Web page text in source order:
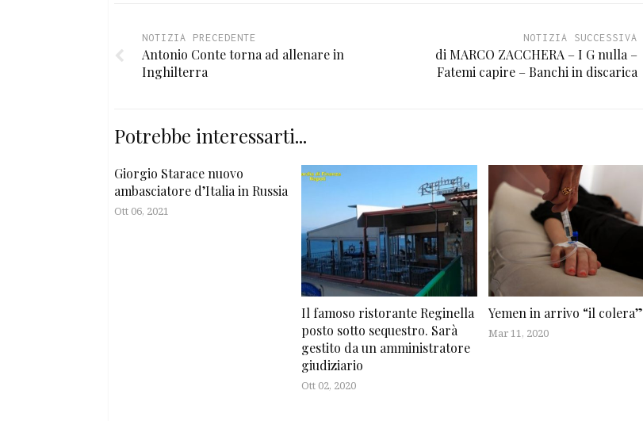
NOTIZIA PRECEDENTE
Antonio Conte torna ad allenare in
Inghilterra
NOTIZIA SUCCESSIVA
di MARCO ZACCHERA – I G nulla –
Fatemi capire – Banchi in discarica
Potrebbe interessarti...
Giorgio Starace nuovo
ambasciatore d’Italia in Russia
Ott 06, 2021
Il famoso ristorante Reginella
posto sotto sequestro. Sarà
gestito da un amministratore
giudiziario
Ott 02, 2020
Yemen in arrivo “il colera”
Mar 11, 2020